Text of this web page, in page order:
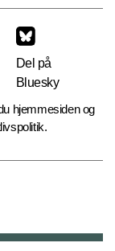
Del på
Bluesky
hjemmesiden og